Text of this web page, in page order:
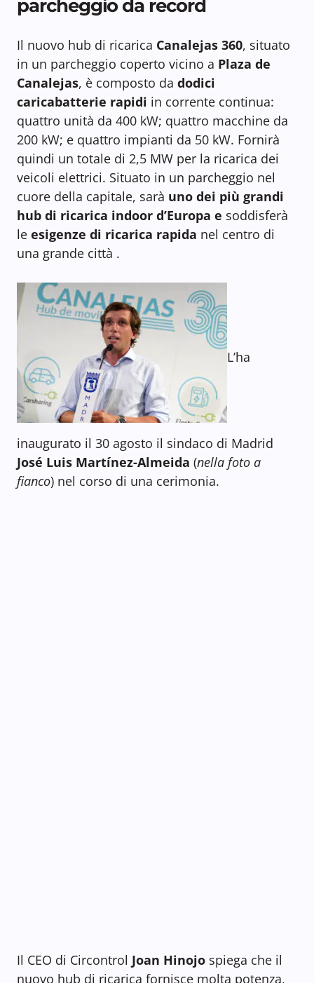
parcheggio da record
Il nuovo hub di ricarica Canalejas 360, situato
in un parcheggio coperto vicino a Plaza de
Canalejas, è composto da dodici
caricabatterie rapidi in corrente continua:
quattro unità da 400 kW; quattro macchine da
200 kW; e quattro impianti da 50 kW. Fornirà
quindi un totale di 2,5 MW per la ricarica dei
veicoli elettrici. Situato in un parcheggio nel
cuore della capitale, sarà uno dei più grandi
hub di ricarica indoor d’Europa e soddisferà
le esigenze di ricarica rapida nel centro di
una grande città .
L’ha
inaugurato il 30 agosto il sindaco di Madrid
José Luis Martínez-Almeida (nella foto a
fianco) nel corso di una cerimonia.
Il CEO di Circontrol Joan Hinojo spiega che il
nuovo hub di ricarica fornisce molta potenza,